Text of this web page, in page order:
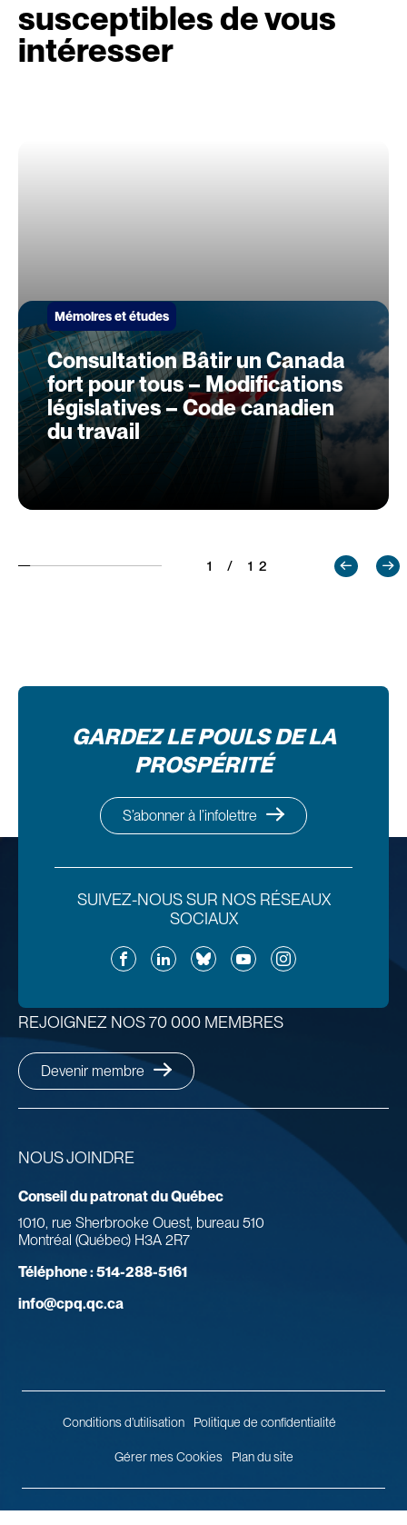
susceptibles de vous
intéresser
Mémoires et études
Consultation Bâtir un Canada
fort pour tous – Modifications
législatives – Code canadien
du travail
1 / 12
GARDEZ LE POULS DE LA
PROSPÉRITÉ
S’abonner à l’infolettre
SUIVEZ-NOUS SUR NOS RÉSEAUX
SOCIAUX
FacebookLinkedInBlueskyYouTubeInstagram
NOUS JOINDRE
Conseil du patronat du Québec
1010, rue Sherbrooke Ouest, bureau 510
Montréal (Québec) H3A 2R7
Téléphone :514-288-5161
info@cpq.qc.ca
REJOIGNEZ NOS 70 000 MEMBRES
Devenir membre
Conditions d’utilisation Politique de confidentialité
Gérer mes Cookies Plan du site